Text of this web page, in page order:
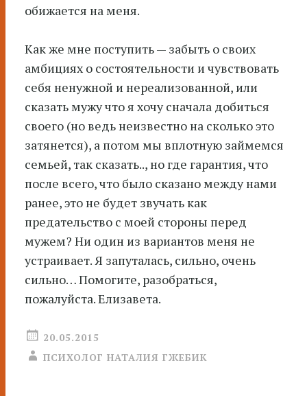
обижается на меня.
Как же мне поступить — забыть о своих
амбициях о состоятельности и чувствовать
себя ненужной и нереализованной, или
сказать мужу что я хочу сначала добиться
своего (но ведь неизвестно на сколько это
затянется), а потом мы вплотную займемся
семьей, так сказать.., но где гарантия, что
после всего, что было сказано между нами
ранее, это не будет звучать как
предательство с моей стороны перед
мужем? Ни один из вариантов меня не
устраивает. Я запуталась, сильно, очень
сильно… Помогите, разобраться,
пожалуйста. Елизавета.
20.05.2015
ПСИХОЛОГ НАТАЛИЯ ГЖЕБИК